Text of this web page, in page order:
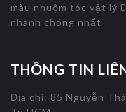
màu nhuộm tóc vật lý
nhanh chóng nhất
THÔNG TIN
Địa chỉ: 85 Nguyễn